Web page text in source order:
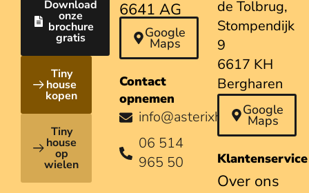
Download
onze
brochure
gratis
Tiny
house
kopen
Tiny
house
op
wielen
6641 AG
Beuningen
Google
Maps
Contact
opnemen
info@asterixhouses.nl
06 514
965 50
de Tolbrug,
Stompendijk
9
6617 KH
Bergharen
Google
Maps
Klantenservice
Over ons